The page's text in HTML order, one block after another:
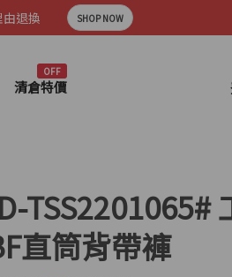
退換 SHOP NOW
清倉特價
OFF
TSS2201065#
直筒背帶褲